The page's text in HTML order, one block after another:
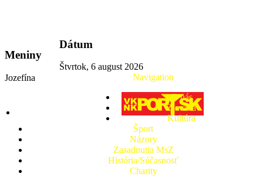
Meniny
Jozefína
Dátum
Štvrtok, 6 august 2026
Navigation
O nás
Z mesta
Kultúra
Šport
Názory
Zasadnutia MsZ
História/Súčasnosť
Charity